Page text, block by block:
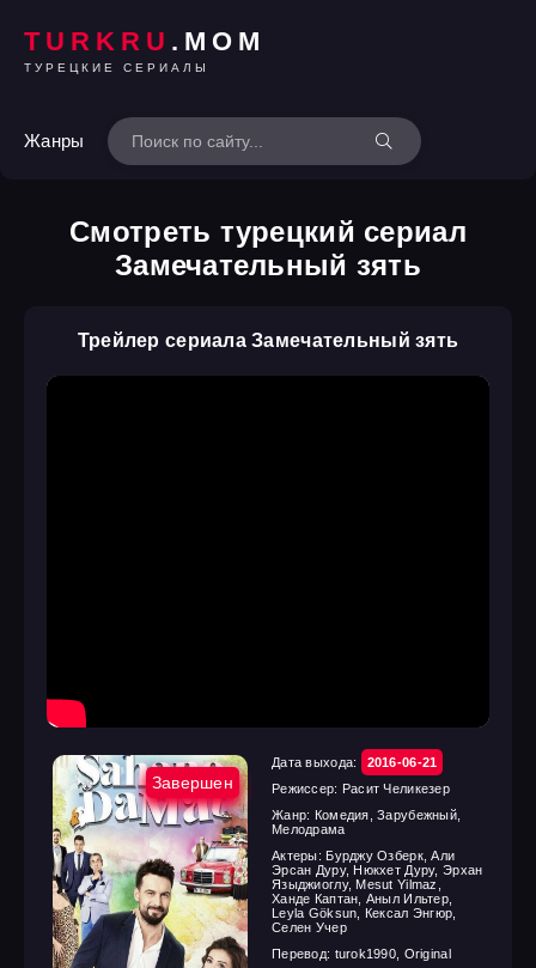
TURKRU .MOM
ТУРЕЦКИЕ СЕРИАЛЫ
Жанры
Смотреть турецкий сериал
Замечательный зять
Трейлер сериала Замечательный зять
Завершен
Дата выхода:
2016-06-21
Режиссер: Расит Челикезер
Жанр: Комедия, Зарубежный,
Мелодрама
Актеры: Бурджу Озберк, Али
Эрсан Дуру, Нюкхет Дуру, Эрхан
Языджиоглу, Mesut Yilmaz,
Ханде Каптан, Аныл Ильтер,
Leyla Göksun, Кексал Энгюр,
Селен Учер
Перевод: turok1990, Original